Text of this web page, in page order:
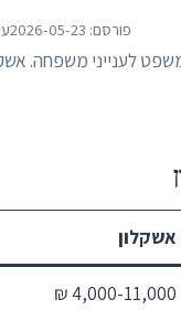
פורסם: 2026-05-23
לענייני משפחה.
אשקלון
4,000-11,000 ₪